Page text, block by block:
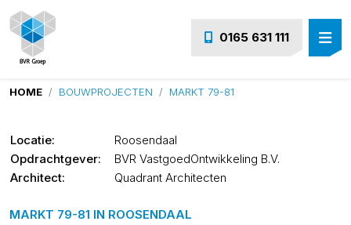
0165 631 111
HOME BOUWPROJECTEN MARKT 79-81
Locatie:
Roosendaal
Opdrachtgever:
BVR VastgoedOntwikkeling B.V.
Architect:
Quadrant Architecten
MARKT 79-81 IN ROOSENDAAL